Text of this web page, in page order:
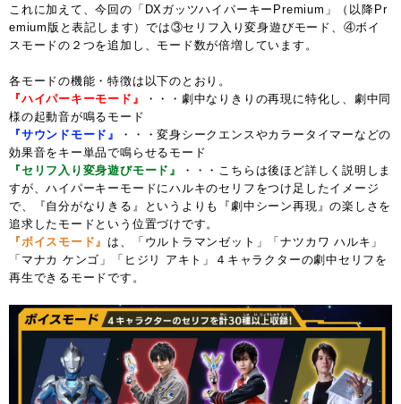
これに加えて、今回の「DXガッツハイパーキーPremium」（以降Pr
emium版と表記します）では③セリフ入り変身遊びモード、④ボイ
スモードの２つを追加し、モード数が倍増しています。
各モードの機能・特徴は以下のとおり。
『ハイパーキーモード』
・・・劇中なりきりの再現に特化し、劇中同
様の起動音が鳴るモード
『サウンドモード』
・・・変身シークエンスやカラータイマーなどの
効果音をキー単品で鳴らせるモード
『セリフ入り変身遊びモード』
・・・こちらは後ほど詳しく説明しま
すが、ハイパーキーモードにハルキのセリフをつけ足したイメージ
で、『自分がなりきる』というよりも『劇中シーン再現』の楽しさを
追求したモードという位置づけです。
『ボイスモード』 は、「ウルトラマンゼット」「ナツカワ ハルキ」
「マナカ ケンゴ」「ヒジリ アキト」４キャラクターの劇中セリフを
再生できるモードです。